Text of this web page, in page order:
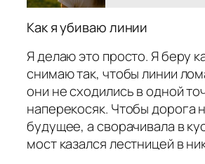
Как я убиваю линии
Я делаю это просто. Я беру
снимаю так, чтобы линии
они не сходились в одной
наперекосяк. Чтобы дорога
будущее, а сворачивала в
мост казался лестницей в